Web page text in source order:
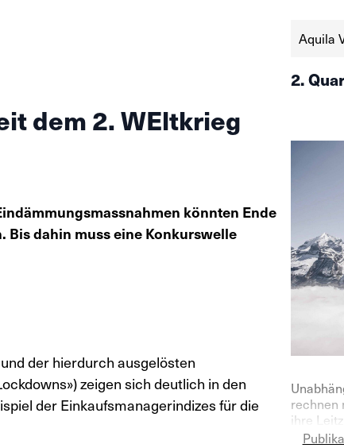
dem 2. WEltkrieg
könnten Ende
Bis dahin muss eine Konkurswelle
der hierdurch ausgelösten
zeigen sich deutlich in den
der Einkaufsmanagerindizes für die
Aquila
2.
rechnen
ihre